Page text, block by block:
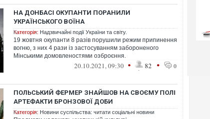
НА ДОНБАСІ ОКУПАНТИ ПОРАНИЛИ
УКРАЇНСЬКОГО ВОЇНА
Категорія: Надзвичайні події України та світу.
19 жовтня окупанти 8 разів порушили режим припинення
вогню, з них 4 рази із застосуванням забороненого
Мінськими домовленостями озброєння.
20.10.2021, 09:30 • 82 • 0
ПОЛЬСЬКИЙ ФЕРМЕР ЗНАЙШОВ НА СВОЄМУ ПОЛІ
АРТЕФАКТИ БРОНЗОВОЇ ДОБИ
Категорія: Новини суспільства: читати соціальні новини